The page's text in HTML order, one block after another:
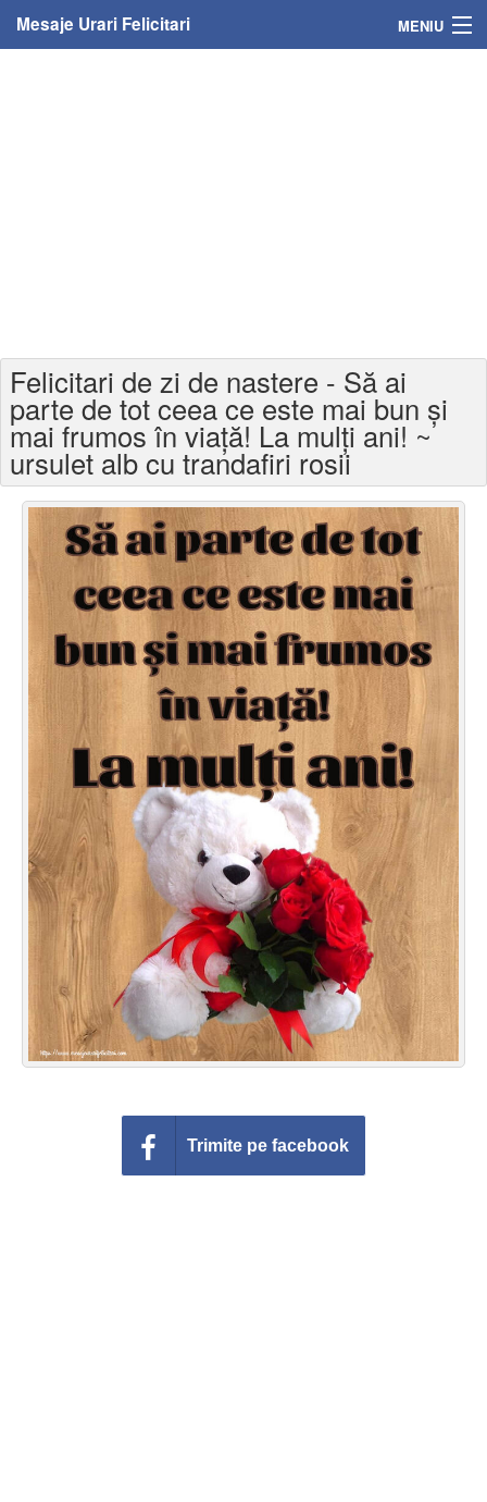
Mesaje Urari Felicitari MENIU
Felicitari varsta
Felicitari zilele anului
Felicitari zile saptamana
Felicitari muzicale
Felicitari muzicale personalizate
Felicitari animate
Invitatii personalizate
Conecteaza-te
Felicitari de zi de nastere - Să ai
parte de tot ceea ce este mai bun și
mai frumos în viață! La mulți ani! ~
ursulet alb cu trandafiri rosii
Trimite pe facebook